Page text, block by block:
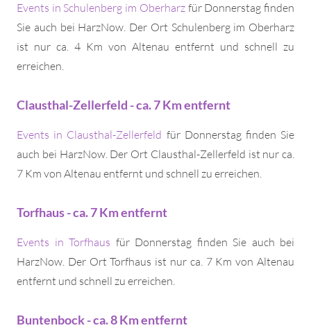
Events in Schulenberg im Oberharzfür Donnerstag finden
Sie auch bei HarzNow. Der Ort Schulenberg im Oberharz
ist nur ca. 4 Km von Altenau entfernt und schnell zu
erreichen.
Clausthal-Zellerfeld - ca. 7 Km entfernt
Events in Clausthal-Zellerfeld für Donnerstag finden Sie
auch bei HarzNow. Der Ort Clausthal-Zellerfeld ist nur ca.
7 Km von Altenau entfernt und schnell zu erreichen.
Torfhaus - ca. 7 Km entfernt
Events in Torfhaus für Donnerstag finden Sie auch bei
HarzNow. Der Ort Torfhaus ist nur ca. 7 Km von Altenau
entfernt und schnell zu erreichen.
Buntenbock - ca. 8 Km entfernt